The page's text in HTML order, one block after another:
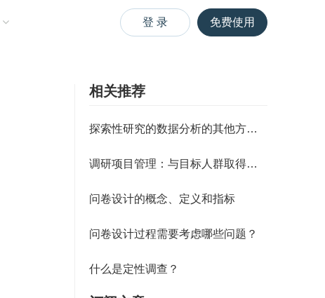
登 录 免费使用
相关推荐
探索性研究的数据分析的其他方法（
调研项目管理：与目标人群取得联系
问卷设计的概念、定义和指标
问卷设计过程需要考虑哪些问题？
什么是定性调查？